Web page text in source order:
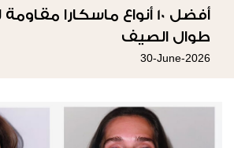
أفضل 10 أنواع ماسكارا
طوال الصيف
30-June-2026